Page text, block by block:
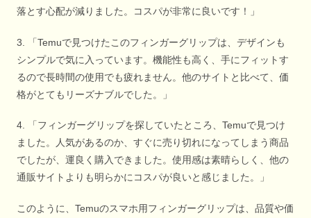
落とす心配が減りました。コスパが非常に良いです！」
3. 「Temuで見つけたこのフィンガーグリップは、デザインも
シンプルで気に入っています。機能性も高く、手にフィットす
るので長時間の使用でも疲れません。他のサイトと比べて、価
格がとてもリーズナブルでした。」
4. 「フィンガーグリップを探していたところ、Temuで見つけ
ました。人気があるのか、すぐに売り切れになってしまう商品
でしたが、運良く購入できました。使用感は素晴らしく、他の
通販サイトよりも明らかにコスパが良いと感じました。」
このように、Temuのスマホ用フィンガーグリップは、品質や価